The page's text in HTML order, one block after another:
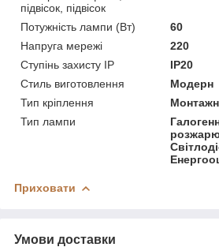
підвісок, підвісок
Потужність лампи (Вт)
60
Напруга мережі
220
Ступінь захисту IP
IP20
Стиль виготовлення
Модерн
Тип кріплення
Тип лампи
Приховати
Умови доставки